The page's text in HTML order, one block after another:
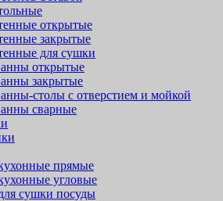
открытые
закрытые
для сушки
открытые
закрытые
столы с отверстием и мойкой
сварные
прямые
угловые
сушки посуды